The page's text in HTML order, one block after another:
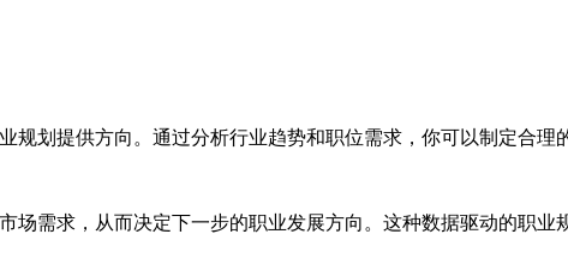
划提供方向。通过分析行业趋势和职位需求，你可以制定合理
需求，从而决定下一步的职业发展方向。这种数据驱动的职业